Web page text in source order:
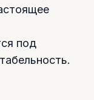
под